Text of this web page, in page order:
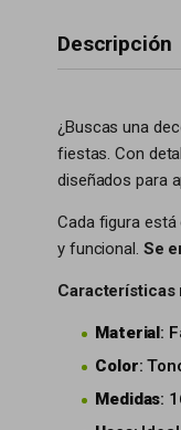
Descripción
¿Buscas una
fiestas. Con
diseñados para
Cada figura
y funcional. Se
Características
Material:
Color:
Medidas: